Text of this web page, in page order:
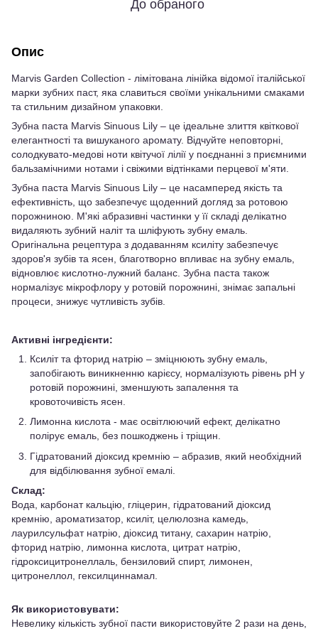
До обраного
Опис
Marvis Garden Collection - лімітована лінійка відомої італійської
марки зубних паст, яка славиться своїми унікальними смаками
та стильним дизайном упаковки.
Зубна паста Marvis Sinuous Lily – це ідеальне злиття квіткової
елегантності та вишуканого аромату. Відчуйте неповторні,
солодкувато-медові ноти квітучої лілії у поєднанні з приємними
бальзамічними нотами і свіжими відтінками перцевої м'яти.
Зубна паста Marvis Sinuous Lily – це насамперед якість та
ефективність, що забезпечує щоденний догляд за ротовою
порожниною. М'які абразивні частинки у її складі делікатно
видаляють зубний наліт та шліфують зубну емаль.
Оригінальна рецептура з додаванням ксиліту забезпечує
здоров'я зубів та ясен, благотворно впливає на зубну емаль,
відновлює кислотно-лужний баланс. Зубна паста також
нормалізує мікрофлору у ротовій порожнині, знімає запальні
процеси, знижує чутливість зубів.
Активні інгредієнти:
Ксиліт та фторид натрію – зміцнюють зубну емаль,
запобігають виникненню карієсу, нормалізують рівень pH у
ротовій порожнині, зменшують запалення та
кровоточивість ясен.
Лимонна кислота - має освітлюючий ефект, делікатно
полірує емаль, без пошкоджень і тріщин.
Гідратований діоксид кремнію – абразив, який необхідний
для відбілювання зубної емалі.
Склад:
Вода, карбонат кальцію, гліцерин, гідратований діоксид
кремнію, ароматизатор, ксиліт, целюлозна камедь,
лаурилсульфат натрію, діоксид титану, сахарин натрію,
фторид натрію, лимонна кислота, цитрат натрію,
гідроксицитронеллаль, бензиловий спирт, лимонен,
цитронеллол, гексилциннамал.
Як використовувати:
Невелику кількість зубної пасти використовуйте 2 рази на день,